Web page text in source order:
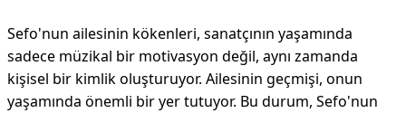
Sefo'nun ailesinin kökenleri, sanatçının yaşamında
sadece müzikal bir motivasyon değil, aynı zamanda
kişisel bir kimlik oluşturuyor. Ailesinin geçmişi, onun
yaşamında önemli bir yer tutuyor. Bu durum, Sefo'nun